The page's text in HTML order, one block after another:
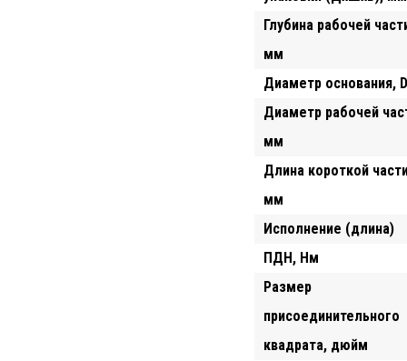
Глубина рабочей
мм
Диаметр основания,
Диаметр рабочей
мм
Длина короткой
мм
Исполнение (длина)
ПДН, Hм
Размер
присоединительного
квадрата, дюйм